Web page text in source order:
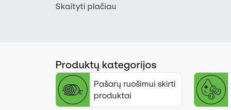
atrinkti produktai.
Skaityti plačiau
Produktų kategorijos
Pašarų ruošimui skirti
produktai